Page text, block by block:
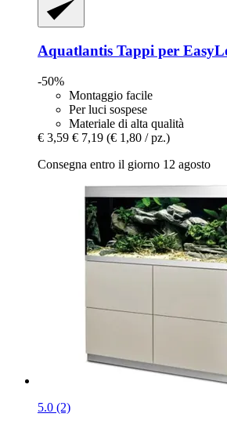
Aquatlantis Tappi per
-50%
Montaggio facile
Per luci sospese
Materiale di alta qualità
€ 3,59 € 7,19 (€ 1,80 / pz.)
Consegna entro il giorno 12 agosto
5.0 (2)